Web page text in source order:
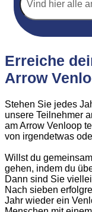
Erreiche
Arrow
Stehen Sie jedes
unsere Teilnehmer
am Arrow Venloop
von irgendetwas
Willst du
gehen, indem du
Dann sind Sie
Nach sieben
Jahr wieder ein